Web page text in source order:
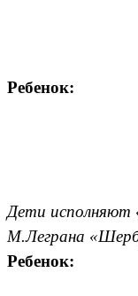
Ребенок:
Дети исполняют
М.Леграна
Ребенок: